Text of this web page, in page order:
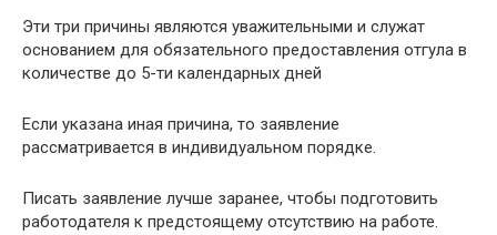
Эти три причины являются уважительными и служат
основанием для обязательного предоставления отгула в
количестве до 5-ти календарных дней
Если указана иная причина, то заявление
рассматривается в индивидуальном порядке.
Писать заявление лучше заранее, чтобы подготовить
работодателя к предстоящему отсутствию на работе.